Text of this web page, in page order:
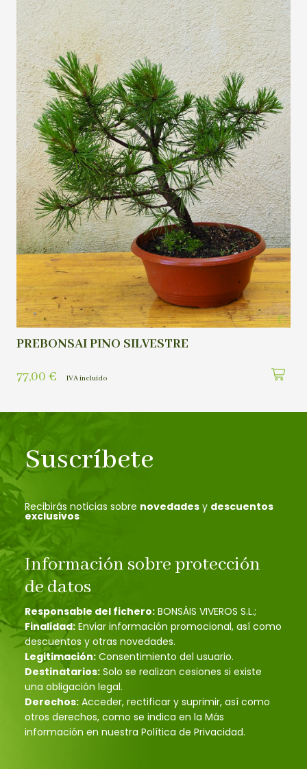
PREBONSAI PINO SILVESTRE
77,00 € IVA incluído
Suscríbete
Recibirás noticias sobre novedades y descuentos
exclusivos
Información sobre protección
de datos
Responsable del fichero: BONSÁIS VIVEROS S.L.;
Finalidad: Enviar información promocional, así como
descuentos y otras novedades.
Legitimación: Consentimiento del usuario.
Destinatarios: Solo se realizan cesiones si existe
una obligación legal.
Derechos: Acceder, rectificar y suprimir, así como
otros derechos, como se indica en la Más
información en nuestra Política de Privacidad.